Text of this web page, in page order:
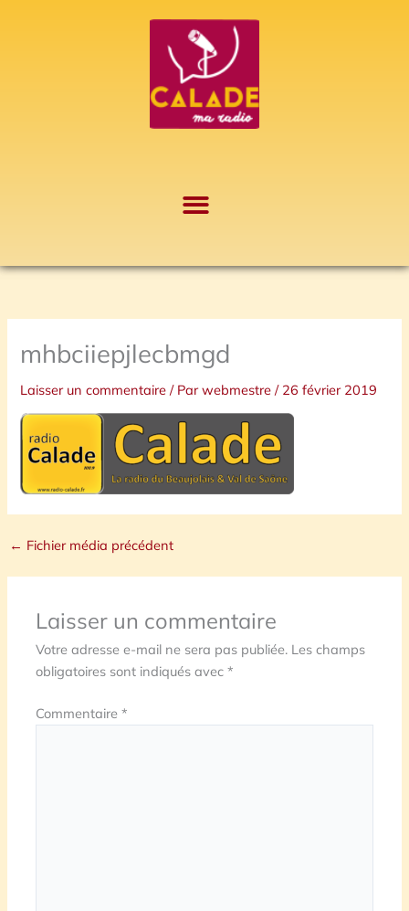
mhbciiepjlecbmgd
Laisser un commentaire / Parwebmestre/ 26 février 2019
← Fichier média précédent
Laisser un commentaire
Votre adresse e-mail ne sera pas publiée. Les champs
obligatoires sont indiqués avec*
Commentaire*